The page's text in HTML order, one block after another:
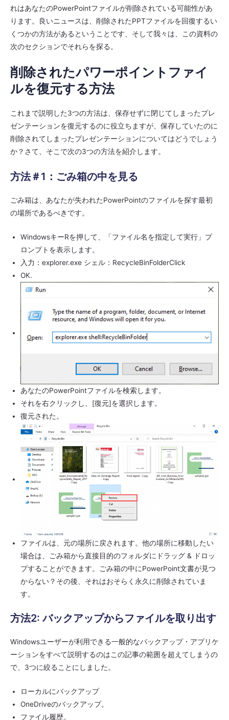
れはあなたのPowerPointファイルが削除されている可能性があ
ります。良いニュースは、削除されたPPTファイルを回復するい
くつかの方法があるということです、そして我々は、この資料の
次のセクションでそれらを探る。
削除されたパワーポイントファイ
ルを復元する方法
これまで説明した3つの方法は、保存せずに閉じてしまったプレ
ゼンテーションを復元するのに役立ちますが、保存していたのに
削除されてしまったプレゼンテーションについてはどうでしょう
か？さて、そこで次の3つの方法を紹介します。
方法＃1：ごみ箱の中を見る
ごみ箱は、あなたが失われたPowerPointのファイルを探す最初
の場所であるべきです。
WindowsキーRを押して、「ファイル名を指定して実行」プ
ロンプトを表示します。
入力：explorer.exe シェル：RecycleBinFolderClick
OK.
あなたのPowerPointファイルを検索します。
それを右クリックし、[復元]を選択します。
復元された。
ファイルは、元の場所に戻されます。他の場所に移動したい
場合は、ごみ箱から直接目的のフォルダにドラッグ & ドロッ
プすることができます。ごみ箱の中にPowerPoint文書が見つ
からない？その後、それはおそらく永久に削除されていま
す。
方法2: バックアップからファイルを取り出す
Windowsユーザーが利用できる一般的なバックアップ・アプリケ
ーションをすべて説明するのはこの記事の範囲を超えてしまうの
で、3つに絞ることにしました。
ローカルにバックアップ
OneDriveのバックアップ。
ファイル履歴。